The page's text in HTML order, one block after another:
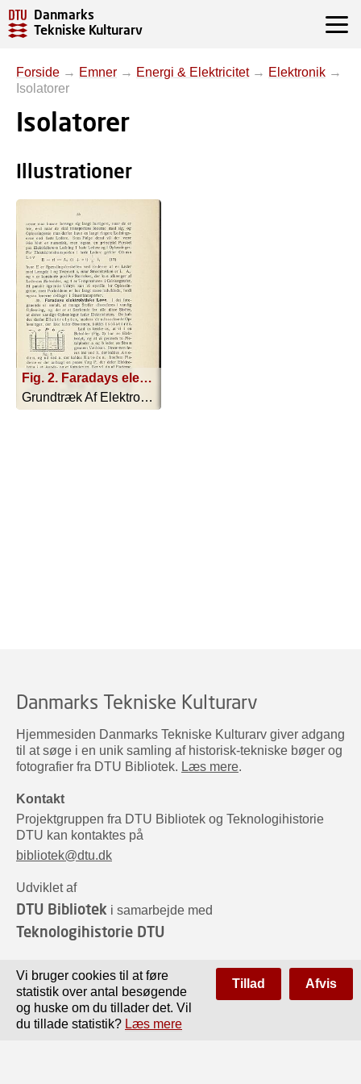
Danmarks
Tekniske Kulturarv
Forside → Emner → Energi & Elektricitet→ Elektronik →
Isolatorer
Isolatorer
Illustrationer
Fig. 2. Faradays elektrolytiske Love
Grundtræk Af Elektrokemien Til Brug V... - 1915
Danmarks Tekniske Kulturarv
Hjemmesiden Danmarks Tekniske Kulturarv giver adgang
til at søge i en unik samling af historisk-tekniske bøger og
fotografier fra DTU Bibliotek. Læs mere.
Kontakt
Projektgruppen fra DTU Bibliotek og Teknologihistorie
DTU kan kontaktes på
bibliotek@dtu.dk
Udviklet af
DTU Bibliotek i samarbejde med
Teknologihistorie DTU
Vi bruger cookies til at føre
statistik over antal besøgende
og huske om du tillader det. Vil
du tillade statistik? Læs mere
Tillad Afvis